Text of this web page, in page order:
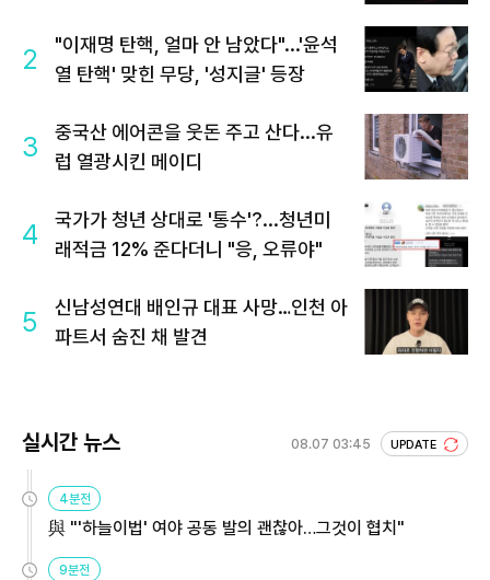
2
"이재명 탄핵, 얼마 안 남았다"...'윤석
열 탄핵' 맞힌 무당, '성지글' 등장
3
중국산 에어콘을 웃돈 주고 산다...유
럽 열광시킨 메이디
4
국가가 청년 상대로 '통수'?...청년미
래적금 12% 준다더니 "응, 오류야"
5
신남성연대 배인규 대표 사망…인천 아
파트서 숨진 채 발견
실시간 뉴스 08.07 03:45 UPDATE
4분전
與 "'하늘이법' 여야 공동 발의 괜찮아…그것이 협치"
9분전